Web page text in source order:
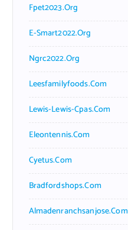
Fpet2023.org
E-Smart2022.org
Ngrc2022.org
Leesfamilyfoods.com
Lewis-Lewis-Cpas.com
Eleontennis.com
Cyetus.com
Bradfordshops.com
Almadenranchsanjose.com